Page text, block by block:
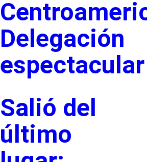
Delegación
espectacular
Salió del
último